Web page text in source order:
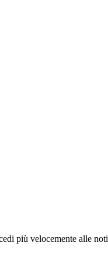
più velocemente alle